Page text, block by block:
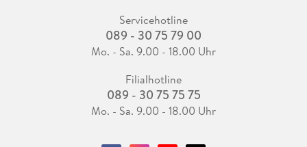
Servicehotline
089 - 30 75 79 00
Mo. - Sa. 9.00 - 18.00 Uhr
Filialhotline
089 - 30 75 75 75
Mo. - Sa. 9.00 - 18.00 Uhr